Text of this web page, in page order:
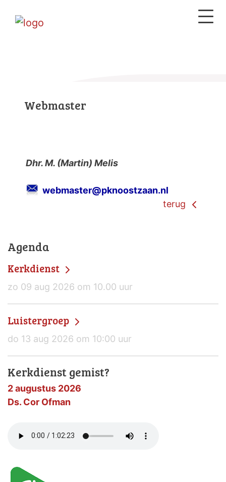
Webmaster
Dhr. M. (Martin) Melis
webmaster@pknoostzaan.nl
terug
Agenda
Kerkdienst
zo 09 aug 2026 om 10.00 uur
Luistergroep
do 13 aug 2026 om 10:00 uur
Kerkdienst gemist?
2 augustus 2026
Ds. Cor Ofman